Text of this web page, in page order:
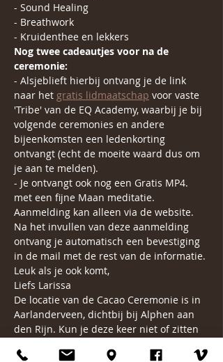
- Sound Healing
- Breathwork
- Kruidenthee en lekkers
Nog twee cadeautjes voor na de
ceremonie:
- Alsjeblieft hierbij ontvang je de link
naar het gratis lidmaatschap voor vaste
'Tribe' van de EQ Academy, waarbij je bij
volgende ceremonies en andere
bijeenkomsten een ledenkorting
ontvangt (echt de moeite waard dus om
je aan te melden).
- Je ontvangt ook nog een Gratis MP4.
met een fijne Maan meditatie.
Aanmelding kan alleen via de website.
Na het invullen van deze aanmelding
ontvang je automatisch een bevestiging
in de mail met de rest van de informatie.
Leuk als je ook komt,
Liefs Larissa
De locatie van de Cacao Ceremonie is in
Aarlanderveen, dichtbij bij Alphen aan
den Rijn. Kun je deze keer niet of zitten
Check hier andere data